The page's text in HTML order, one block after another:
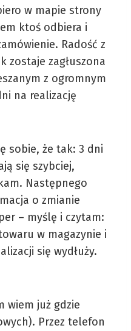
w mapie strony
ktoś odbiera i
Radość z
zostaje zagłuszona
z ogromnym
na realizację
sobie, że tak: 3 dni
się szybciej,
Następnego
o zmianie
– myślę i czytam:
w magazynie i
się wydłuży.
wiem już gdzie
Przez telefon